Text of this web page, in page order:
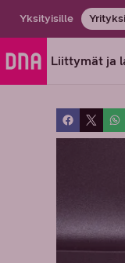
Yksityisille
Liittymät ja